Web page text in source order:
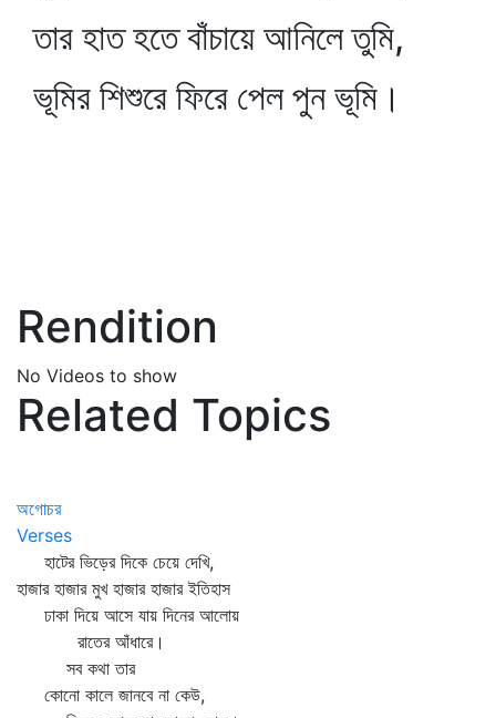
তার হাত হতে বাঁচায়ে আনিলে তুমি,
ভূমির শিশুরে ফিরে পেল পুন ভূমি।
Rendition
No Videos to show
Related Topics
অগোচর
Verses
হাটের ভিড়ের দিকে চেয়ে দেখি,
হাজার হাজার মুখ হাজার হাজার ইতিহাস
ঢাকা দিয়ে আসে যায় দিনের আলোয়
রাতের আঁধারে।
সব কথা তার
কোনো কালে জানবে না কেউ,